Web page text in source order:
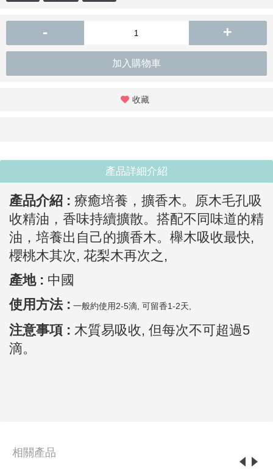
- +
加入購物車
收藏
產品詳細介紹
產品介紹 : 療癒培養，擴香木。原木毛孔吸
收精油，香味持續擴散。搭配不同味道的精
油，培養出自己的擴香木。櫸木吸收最快,
櫻桃木其次, 花梨木再次之,
產地 : 中國
使用方法 : 一般約使用2-5滴, 可留香1-2天,
注意事項 : 木質易吸收, 但每次不可超過5
滴。
相關產品